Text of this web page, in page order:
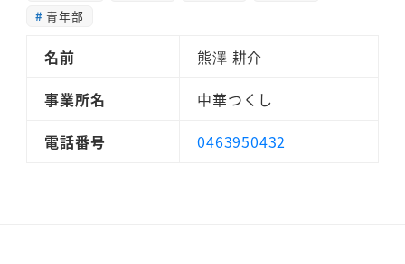
青年部
名前
熊澤 耕介
事業所名
中華つくし
電話番号
0463950432